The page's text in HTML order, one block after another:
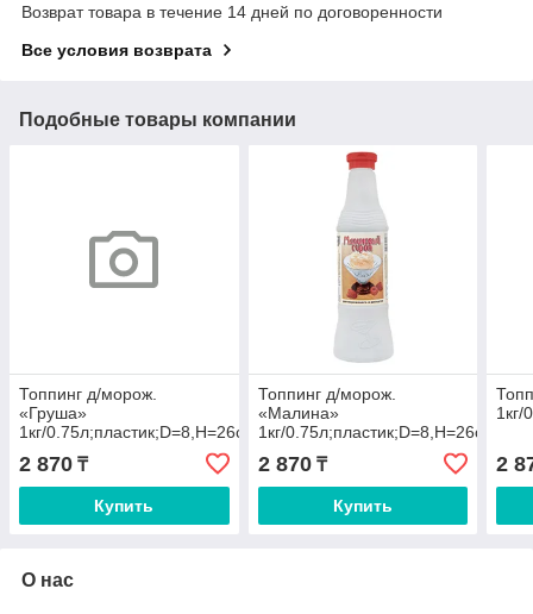
Возврат товара в течение 14 дней по договоренности
Все условия возврата
Подобные товары компании
Топпинг д/морож.
«Груша»
1кг/0.75л;пластик;D=8,H=26см
2 870 ₸
Купить
Топпинг д/морож.
«Малина»
1кг/0.75л;пластик;D=8,H=26см
2 870₸
Купить
1кг/
2
О нас